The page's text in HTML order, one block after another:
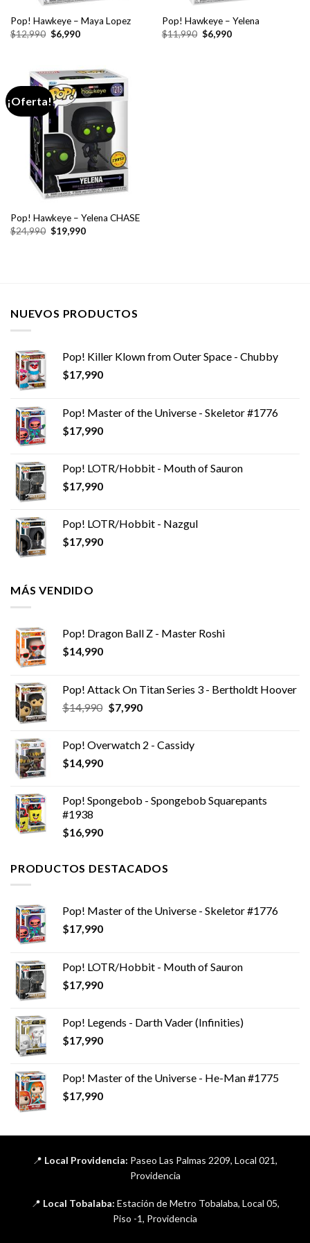
Pop! Hawkeye – Maya Lopez
$12,990 El
precio
$12,990.
$6,990El
$6,990.
Pop! Hawkeye – Yelena
$11,990 El
precio
$6,990El
¡Oferta!
Pop! Hawkeye – Yelena CHASE
$24,990 El
precio
$19,990El
NUEVOS PRODUCTOS
Pop! Killer Klown from Outer Space - Chubby
$17,990
Pop! Master of the Universe - Skeletor #1776
$17,990
Pop! LOTR/Hobbit - Mouth of Sauron
$17,990
Pop! LOTR/Hobbit - Nazgul
$17,990
MÁS VENDIDO
Pop! Dragon Ball Z - Master Roshi
$14,990
Pop! Attack On Titan Series 3 - Bertholdt Hoover
$14,990 El
era:
$7,990El
es:
Pop! Overwatch 2 - Cassidy
$14,990
Pop! Spongebob - Spongebob Squarepants
#1938
$16,990
PRODUCTOS DESTACADOS
Pop! Master of the Universe - Skeletor #1776
$17,990
Pop! LOTR/Hobbit - Mouth of Sauron
$17,990
Pop! Legends - Darth Vader (Infinities)
$17,990
Pop! Master of the Universe - He-Man #1775
$17,990
📍 Local Providencia: Paseo Las Palmas 2209, Local 021,
Providencia
📍 Local Tobalaba: Estación de Metro Tobalaba, Local 05,
Piso -1, Providencia